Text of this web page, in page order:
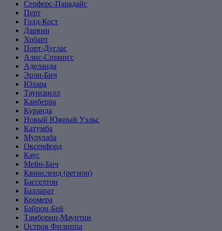
Серферс-Парадайс
Перт
Голд-Кост
Дарвин
Хобарт
Порт-Дуглас
Алис-Спрингс
Аделаида
Эрли-Бич
Юлара
Таунсвилл
Канберра
Куранда
Новый Южный Уэльс
Катумба
Мулулаба
Оксенфорд
Каус
Мейн-Бич
Квинсленд (регион)
Басселтон
Балларат
Коомера
Байрон-Бей
Тамборин-Маунтин
Остров Филиппа